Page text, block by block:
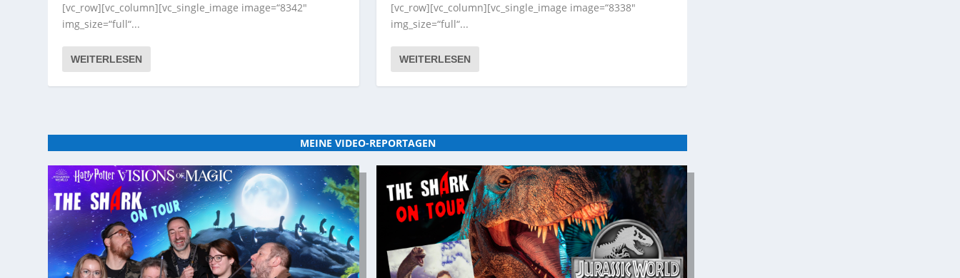
[vc_row][vc_column][vc_single_image image=“8342″
img_size=“full“...
WEITERLESEN
[vc_row][vc_column][vc_single_image image=“8338″
img_size=“full“...
WEITERLESEN
MEINE VIDEO-REPORTAGEN